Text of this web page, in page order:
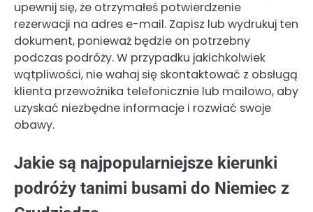
upewnij się, że otrzymałeś potwierdzenie
rezerwacji na adres e-mail. Zapisz lub wydrukuj ten
dokument, ponieważ będzie on potrzebny
podczas podróży. W przypadku jakichkolwiek
wątpliwości, nie wahaj się skontaktować z obsługą
klienta przewoźnika telefonicznie lub mailowo, aby
uzyskać niezbędne informacje i rozwiać swoje
obawy.
Jakie są najpopularniejsze kierunki
podróży tanimi busami do Niemiec z